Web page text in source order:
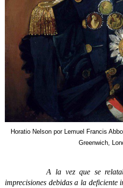
Horatio Nelson por Lemuel Francis
Greenwich,
A la vez que se relataba
imprecisiones debidas a la